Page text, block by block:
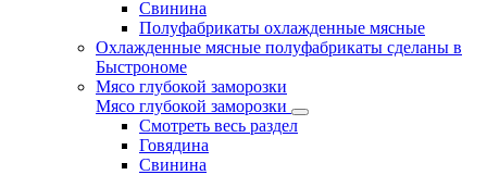
Свинина
Полуфабрикаты охлажденные мясные
Охлажденные мясные полуфабрикаты сделаны в
Быстрономе
Мясо глубокой заморозки
Мясо глубокой заморозки
Смотреть весь раздел
Говядина
Свинина